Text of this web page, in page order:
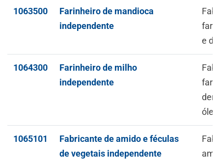
1063500
Farinheiro de mandioca
independente
e
1064300
Farinheiro de milho
independente
1065101
Fabricante de amido e féculas
de vegetais independente